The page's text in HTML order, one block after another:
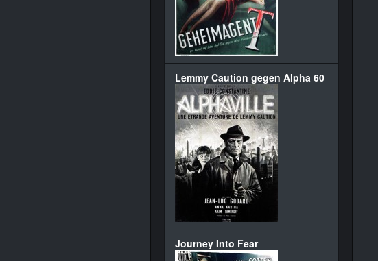
Lemmy Caution gegen Alpha 60
Journey Into Fear